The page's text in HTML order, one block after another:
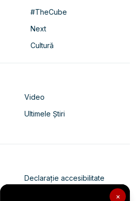
×
#TheCube
Next
Cultură
Video
Ultimele Știri
Declarație accesibilitate
Politica de confidențialitate